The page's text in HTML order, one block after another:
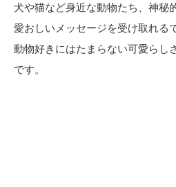
犬や猫など身近な動物たち、神秘
愛おしいメッセージを受け取れる
動物好きにはたまらない可愛らし
です。